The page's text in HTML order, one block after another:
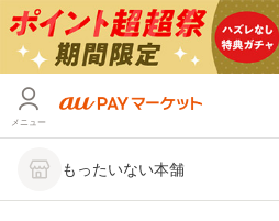
メニュー
もったいない本舗